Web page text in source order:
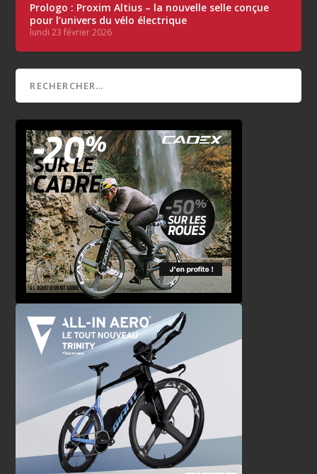
Prologo : Proxim Altius – la nouvelle selle conçue
pour l’univers du vélo électrique
lundi 23 février 2026